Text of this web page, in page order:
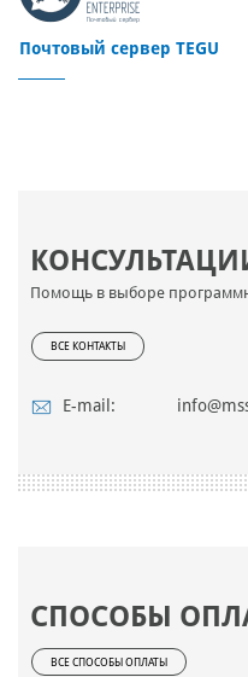
Помощь в выборе
ВСЕ КОНТАКТЫ
E-mail:
СПОСОБЫ
ВСЕ СПОСОБЫ ОПЛАТЫ
Почтовый сервер TEGU